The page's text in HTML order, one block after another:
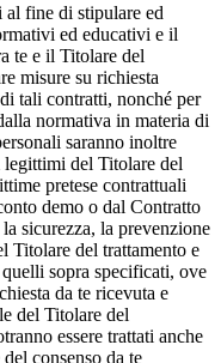
al fine di stipulare ed
ed educativi e il
te e il Titolare del
misure su richiesta
tali contratti, nonché per
normativa in materia di
saranno inoltre
del Titolare del
pretese contrattuali
demo o dal Contratto
sicurezza, la prevenzione
Titolare del trattamento e
sopra specificati, ove
da te ricevuta e
del Titolare del
essere trattati anche
consenso da te